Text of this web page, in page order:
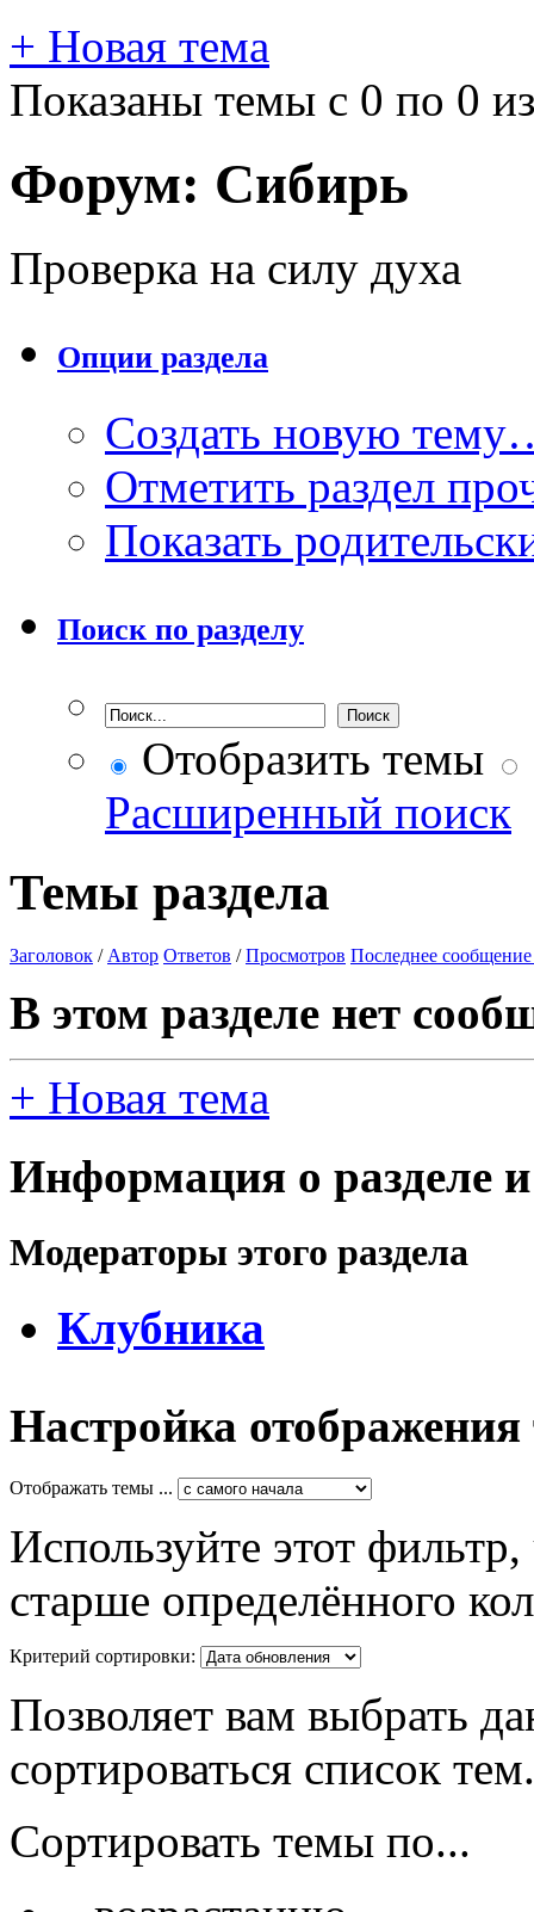
+ Новая тема
Показаны темы с 0 по 0
Форум: Сибирь
Проверка на силу духа
Опции раздела
Создать новую
Отметить раздел
Показать
Поиск по разделу
Отобразить темы
Расширенный поиск
Темы раздела
Заголовок / Автор Ответов /Просмотров Последнее сообщение
В этом разделе нет
+ Новая тема
Информация о разделе
Модераторы этого раздела
Клубника
Настройка отображения
Отображать темы ...
Используйте этот
старше определённого
Критерий сортировки:
Позволяет вам выбрать
сортироваться список тем.
Сортировать темы по...